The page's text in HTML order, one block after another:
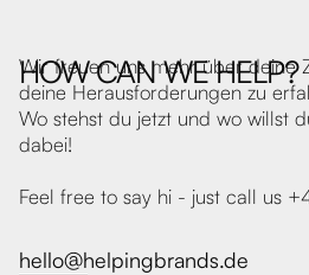
HOW CAN WE HELP?
Wir freuen uns mehr über deine
deine Herausforderungen zu
Wo stehst du jetzt und wo willst
dabei!
Feel free to say hi - just call us
hello@helpingbrands.de